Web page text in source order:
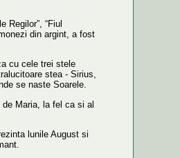
“Fiul
din argint, a fost
cu cele trei stele
stea - Sirius,
se naste Soarele.
Maria, la fel ca si al
lunile August si